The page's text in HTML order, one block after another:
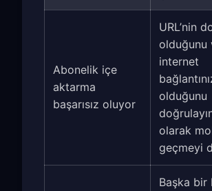
Abonelik içe
aktarma
başarısız oluyor
URL’nin
olduğunu
internet
olduğunu
olarak
geçmeyi
Başka bir